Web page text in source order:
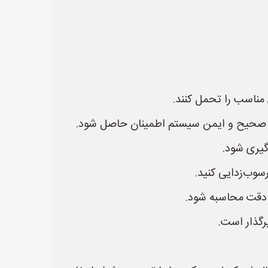
را تحمل کنند.
و ایمن سیستم اطمینان حاصل شود.
شود.
کنید.
دقت محاسبه شود.
است.